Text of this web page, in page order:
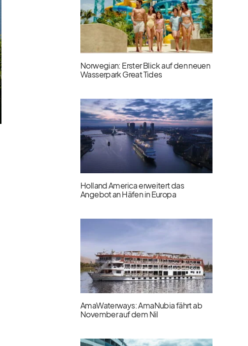
Norwegian: Erster Blick auf den neuen
Wasserpark Great Tides
Holland America erweitert das
Angebot an Häfen in Europa
AmaWaterways: AmaNubia fährt ab
November auf dem Nil